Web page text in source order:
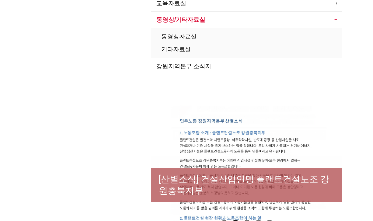
교육자료실
동영상/기타자료실
동영상자료실
기타자료실
강원지역본부 소식지
[성명] 막을 수 있었던 죽음, HL만도가 책임져
라 : 청년노동자 사망사고의 철저한 진상규명
과 재발방지 대책 마련하라
[산별소식] 건설산업연맹 플랜트건설노조 강
원충북지부
[강릉,속초,원주,춘천] 폭염감시단 사업 이모저
모
[조합원☆인터뷰] 서비스연맹 전국학교비정
규직노동조합 강원지부 김유미 춘천지회장
[본부소식] 강원지역 노동자 합창단 모임